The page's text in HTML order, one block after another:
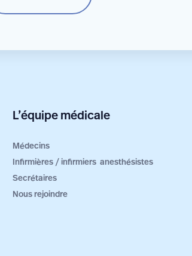
L’équipe médicale
Médecins
Infirmières / infirmiers anesthésistes
Secrétaires
Nous rejoindre